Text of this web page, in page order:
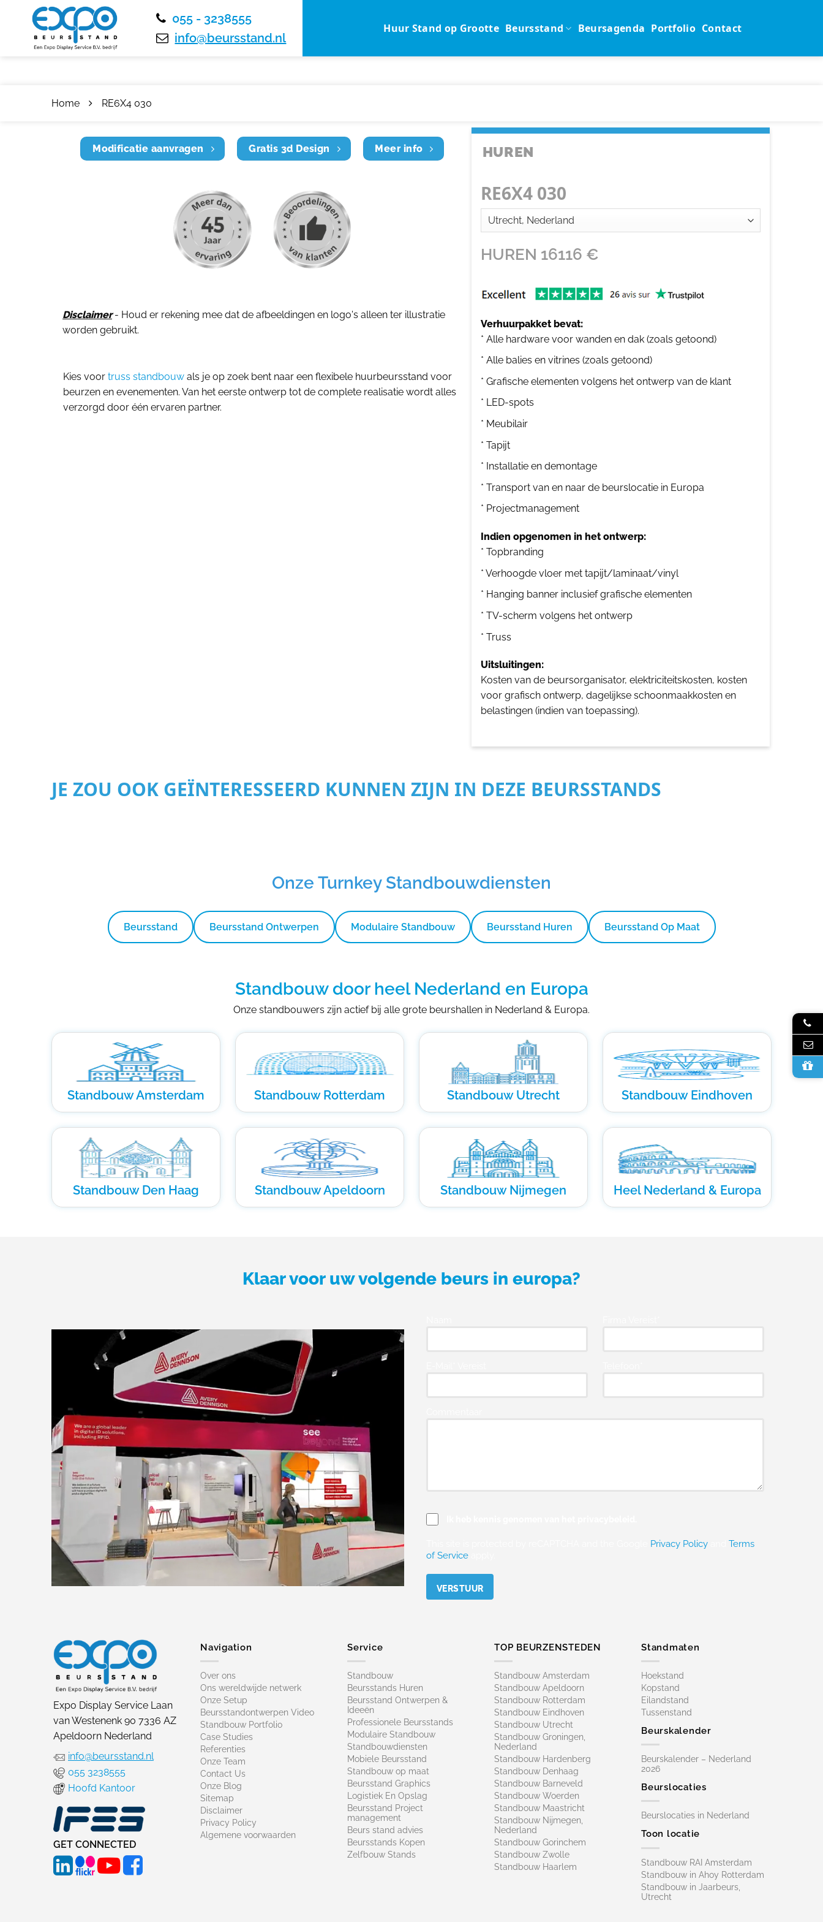
055 - 3238555
info@beursstand.nl
Huur Stand op Grootte Beursstand Beursagenda Portfolio Contact
Home RE6X4 030
Modificatie aanvragen Gratis 3d Design Meer info
Disclaimer- Houd er rekening mee dat de afbeeldingen en logo's alleen ter illustratie
worden gebruikt.
Kies voor truss standbouw als je op zoek bent naar een flexibele huurbeursstand voor
beurzen en evenementen. Van het eerste ontwerp tot de complete realisatie wordt alles
verzorgd door één ervaren partner.
HUREN
RE6X4 030
HUREN 16116 €
Verhuurpakket bevat:
* Alle hardware voor wanden en dak (zoals getoond)
* Alle balies en vitrines (zoals getoond)
* Grafische elementen volgens het ontwerp van de klant
* LED-spots
* Meubilair
* Tapijt
* Installatie en demontage
* Transport van en naar de beurslocatie in Europa
* Projectmanagement
Indien opgenomen in het ontwerp:
* Topbranding
* Verhoogde vloer met tapijt/laminaat/vinyl
* Hanging banner inclusief grafische elementen
* TV-scherm volgens het ontwerp
* Truss
Uitsluitingen:
Kosten van de beursorganisator, elektriciteitskosten, kosten
voor grafisch ontwerp, dagelijkse schoonmaakkosten en
belastingen (indien van toepassing).
JE ZOU OOK GEÏNTERESSEERD KUNNEN ZIJN IN DEZE BEURSSTANDS
Onze Turnkey Standbouwdiensten
Beursstand Beursstand Ontwerpen Modulaire Standbouw Beursstand Huren Beursstand Op Maat
Standbouw door heel Nederland en Europa
Onze standbouwers zijn actief bij alle grote beurshallen in Nederland & Europa.
Standbouw Amsterdam Standbouw Rotterdam Standbouw Utrecht Standbouw Eindhoven
Standbouw Den Haag Standbouw Apeldoorn Standbouw Nijmegen Heel Nederland & Europa
Klaar voor uw volgende beurs in europa?
Privacy Policy
Terms
of Service
Expo Display Service Laan
van Westenenk 90 7336 AZ
Apeldoorn Nederland
info@beursstand.nl
055 3238555
Hoofd Kantoor
GET CONNECTED
Navigation
Over ons
Ons wereldwijde netwerk
Onze Setup
Beursstandontwerpen Video
Standbouw Portfolio
Case Studies
Referenties
Onze Team
Contact Us
Onze Blog
Sitemap
Disclaimer
Privacy Policy
Algemene voorwaarden
Service
Standbouw
Beursstands Huren
Beursstand Ontwerpen &
Ideeën
Professionele Beursstands
Modulaire Standbouw
Standbouwdiensten
Mobiele Beursstand
Standbouw op maat​
Beursstand Graphics
Logistiek En Opslag
Beursstand Project
management
Beurs stand advies
Beursstands Kopen
Zelfbouw Stands
TOP BEURZENSTEDEN
Standbouw Amsterdam
Standbouw Apeldoorn
Standbouw Rotterdam
Standbouw Eindhoven
Standbouw Utrecht
Standbouw Groningen,
Nederland
Standbouw Hardenberg
Standbouw Denhaag
Standbouw Barneveld
Standbouw Woerden
Standbouw Maastricht
Standbouw Nijmegen,
Nederland
Standbouw Gorinchem
Standbouw Zwolle
Standbouw Haarlem
Standmaten
Hoekstand
Kopstand
Eilandstand
Tussenstand
Beurskalender
Beurskalender – Nederland
2026
Beurslocaties
Beurslocaties in Nederland
Toon locatie
Standbouw RAI Amsterdam
Standbouw in Ahoy Rotterdam
Standbouw in Jaarbeurs,
Utrecht